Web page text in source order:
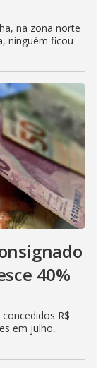
na zona norte
ninguém ficou
40%
R$
em julho,